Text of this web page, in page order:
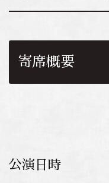
寄席概要
公演日時